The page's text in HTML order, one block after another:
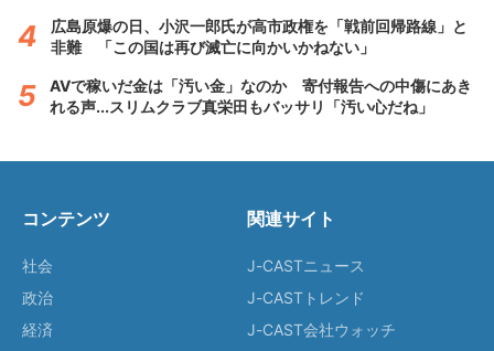
広島原爆の日、小沢一郎氏が高市政権を「戦前回帰路線」と
非難 「この国は再び滅亡に向かいかねない」
AVで稼いだ金は「汚い金」なのか 寄付報告への中傷にあき
れる声...スリムクラブ真栄田もバッサリ「汚い心だね」
コンテンツ
社会
政治
経済
関連サイト
J-CASTニュース
J-CASTトレンド
J-CAST会社ウォッチ